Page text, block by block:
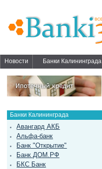
Новости Банки Калининграда
Банки Калининграда
Авангард АКБ
Альфа-банк
Банк "Открытие"
Банк ДОМ.РФ
БКС Банк